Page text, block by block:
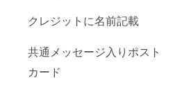
クレジットに名前記載
共通メッセージ入りポスト
カード